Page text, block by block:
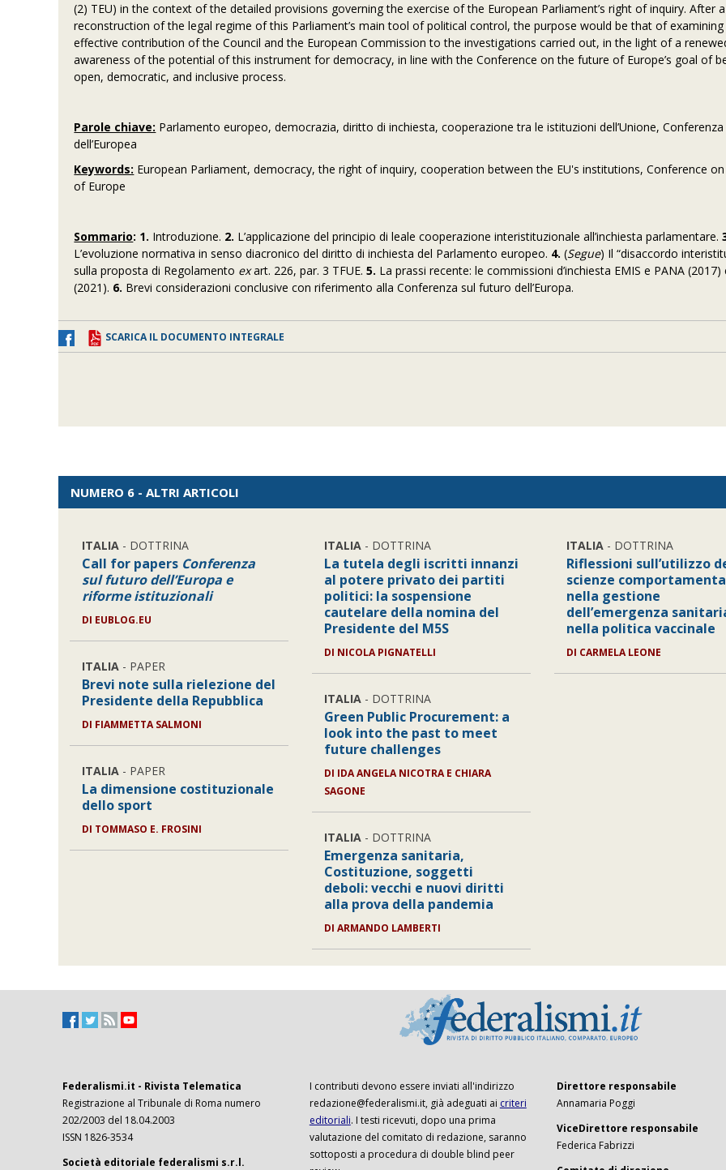
(2) TEU) in the context of the detailed provisions governing the exercise of the European Parliament’s right of inquiry. After a
reconstruction of the legal regime of this Parliament’s main tool of political control, the purpose would be that of examining
effective contribution of the Council and the European Commission to the investigations carried out, in the light of a
awareness of the potential of this instrument for democracy, in line with the Conference on the future of Europe’s goal of
open, democratic, and inclusive process.
Parole chiave: Parlamento europeo, democrazia, diritto di inchiesta, cooperazione tra le istituzioni dell’Unione,
dell’Europea
Keywords: European Parliament, democracy, the right of inquiry, cooperation between the EU's institutions, Conference
of Europe
Sommario: 1. Introduzione. 2. L’applicazione del principio di leale cooperazione interistituzionale all’inchiesta parlamentare.
L’evoluzione normativa in senso diacronico del diritto di inchiesta del Parlamento europeo. 4.(Segue) Il “disaccordo
sulla proposta di Regolamento exart. 226, par. 3 TFUE.5. La prassi recente: le commissioni d’inchiesta EMIS e PANA (2017)
(2021). 6. Brevi considerazioni conclusive con riferimento alla Conferenza sul futuro dell’Europa.
SCARICA IL DOCUMENTO INTEGRALE
NUMERO 6 - ALTRI ARTICOLI
ITALIA - DOTTRINA
Call for papers Conferenza
sul futuro dell’Europa e
riforme istituzionali
DI EUBLOG.EU
ITALIA - PAPER
Brevi note sulla rielezione del
Presidente della Repubblica
DI FIAMMETTA SALMONI
ITALIA - PAPER
La dimensione costituzionale
dello sport
DI TOMMASO E. FROSINI
ITALIA - DOTTRINA
La tutela degli iscritti innanzi
al potere privato dei partiti
politici: la sospensione
cautelare della nomina del
Presidente del M5S
DI NICOLA PIGNATELLI
ITALIA - DOTTRINA
Green Public Procurement: a
look into the past to meet
future challenges
DI IDA ANGELA NICOTRA E CHIARA
SAGONE
ITALIA - DOTTRINA
Emergenza sanitaria,
Costituzione, soggetti
deboli: vecchi e nuovi diritti
alla prova della pandemia
DIARMANDO LAMBERTI
ITALIA- DOTTRINA
Riflessioni sull’utilizzo
scienze
nella gestione
dell’emergenza
nella politica vaccinale
DI CARMELA LEONE
Federalismi.it - Rivista Telematica
Registrazione al Tribunale di Roma numero
202/2003 del 18.04.2003
ISSN 1826-3534
Società editoriale federalismi s.r.l.
I contributi devono essere inviati all'indirizzo
redazione@federalismi.it, già adeguati ai criteri
editoriali. I testi ricevuti, dopo una prima
valutazione del comitato di redazione, saranno
sottoposti a procedura di double blind peer
Direttore responsabile
Annamaria Poggi
ViceDirettore responsabile
Federica Fabrizzi